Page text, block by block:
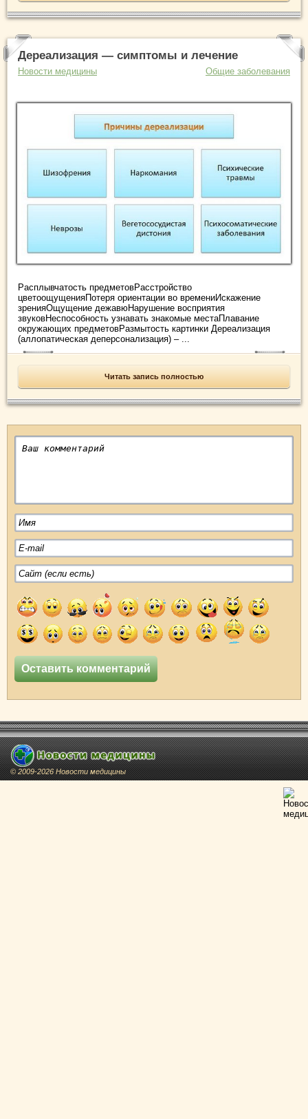
Дереализация — симптомы и лечение
Новости медицины Общие заболевания
Расплывчатость предметовРасстройство
цветоощущенияПотеря ориентации во времениИскажение
зренияОщущение дежавюНарушение восприятия
звуковНеспособность узнавать знакомые местаПлавание
окружающих предметовРазмытость картинки Дереализация
(аллопатическая деперсонализация) – ...
Читать запись полностью
© 2009-2026 Новости медицины